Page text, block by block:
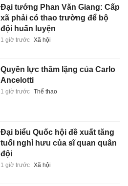
Đại tướng Phan Văn Giang: Cấp
xã phải có thao trường để bộ
đội huấn luyện
1 giờ trước Xã hội
Quyền lực thầm lặng của Carlo
Ancelotti
1 giờ trước Thể thao
Đại biểu Quốc hội đề xuất tăng
tuổi nghỉ hưu của sĩ quan quân
đội
1 giờ trước Xã hội